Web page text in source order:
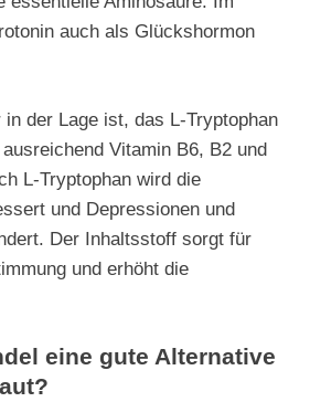
auch als Glückshormon
der Lage ist, das L-Tryptophan
Vitamin B6, B2 und
L-Tryptophan wird die
und Depressionen und
Der Inhaltsstoff sorgt für
und erhöht die
eine gute Alternative